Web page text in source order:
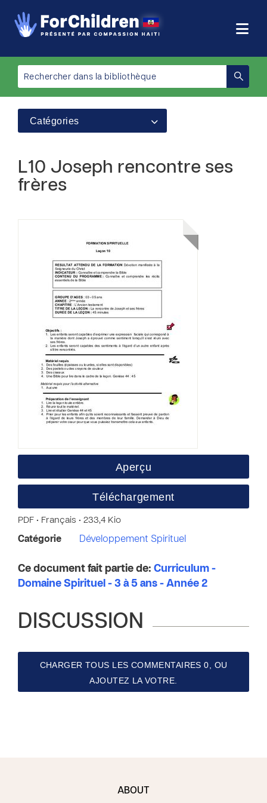
Catégories
L10 Joseph rencontre ses
frères
Aperçu
Téléchargement
PDF • Français • 233,4 Kio
Catégorie Développement Spirituel
Ce document fait partie de: Curriculum -
Domaine Spirituel - 3 à 5 ans - Année 2
DISCUSSION
CHARGER TOUS LES COMMENTAIRES 0, OU
AJOUTEZ LA VOTRE.
ABOUT